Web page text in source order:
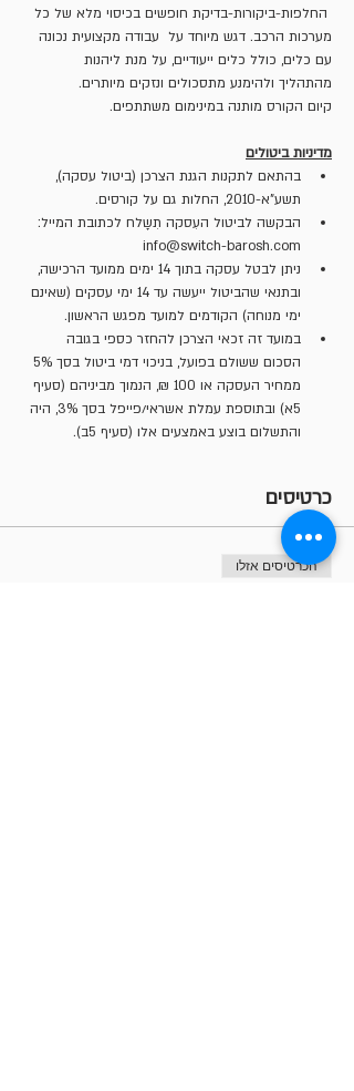
החלפות-ביקורות-בדיקת חופשים בכיסוי מלא של כל
מערכות הרכב. דגש מיוחד על  עבודה מקצועית נכונה
עם כלים, כולל כלים ייעודיים, על מנת ליהנות
מהתהליך ולהימנע מתסכולים ונזקים מיותרים.
קיום הקורס מותנה במינימום משתתפים.
מדיניות ביטולים
בהתאם לתקנות הגנת הצרכן (ביטול עסקה),
תשע”א-2010, החלות גם על קורסים.
הבקשה לביטול העִסקה תִשָלח לכתובת המייל:
info@switch-barosh.com
ניתן לבטל עסקה בתוך 14 ימים ממועד הרכישה,
ובתנאי שהביטול ייעשה עד 14 ימי עסקים (שאינם
ימי מנוחה) הקודמים למועד מפגש הראשון.
במועד זה זכאי הצרכן להחזר כספי בגובה
ממחיר העסקה או 100 ₪, הנמוך מביניהם (סעיף
5א) ובתוספת עמלת אשראי/פייפל בסך 3%, היה
והתשלום בוצע באמצעים אלו (סעיף 5ב).
כרטיסים
הכרטיסים אזלו